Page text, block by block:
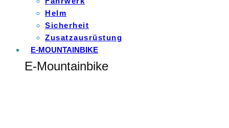
Helm
Sicherheit
Zusatzausrüstung
E-MOUNTAINBIKE
E-Mountainbike